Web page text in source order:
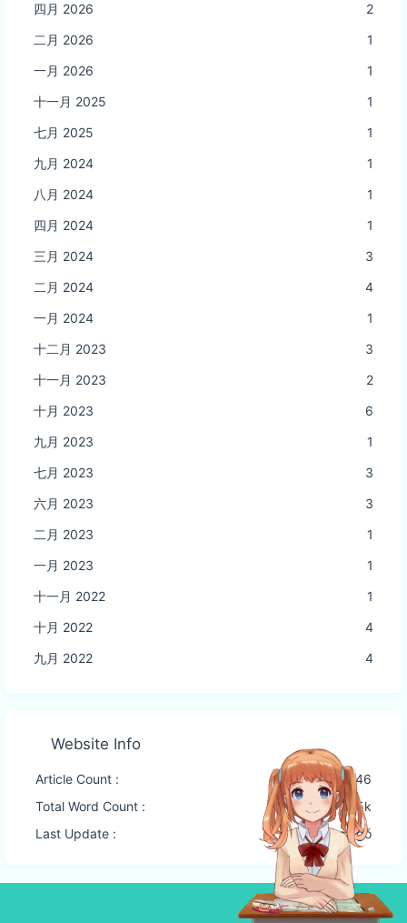
四月 2026
2
二月 2026
1
一月 2026
1
十一月 2025
1
七月 2025
1
九月 2024
1
八月 2024
1
四月 2024
1
三月 2024
3
二月 2024
4
一月 2024
1
十二月 2023
3
十一月 2023
2
十月 2023
6
九月 2023
1
七月 2023
3
六月 2023
3
二月 2023
1
一月 2023
1
十一月 2022
1
十月 2022
4
九月 2022
4
Website Info
Article Count :
46
Total Word Count :
27.5k
Last Update :
2 months ago